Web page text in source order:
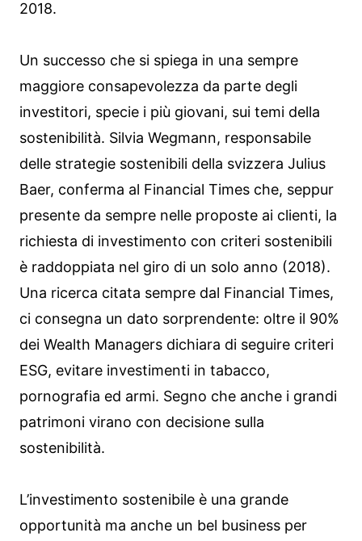
2018.
Un successo che si spiega in una sempre
maggiore consapevolezza da parte degli
investitori, specie i più giovani, sui temi della
sostenibilità. Silvia Wegmann, responsabile
delle strategie sostenibili della svizzera Julius
Baer, conferma al Financial Times che, seppur
presente da sempre nelle proposte ai clienti, la
richiesta di investimento con criteri sostenibili
è raddoppiata nel giro di un solo anno (2018).
Una ricerca citata sempre dal Financial Times,
ci consegna un dato sorprendente: oltre il 90%
dei Wealth Managers dichiara di seguire criteri
ESG, evitare investimenti in tabacco,
pornografia ed armi. Segno che anche i grandi
patrimoni virano con decisione sulla
sostenibilità.
L’investimento sostenibile è una grande
opportunità ma anche un bel business per